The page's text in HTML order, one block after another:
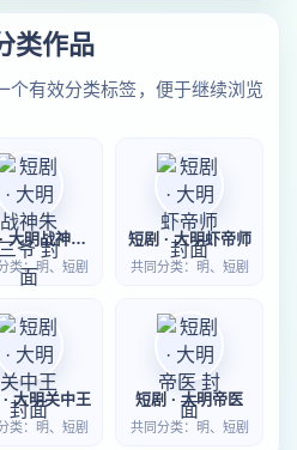
类作品
个有效分类标签，便于继续浏览
短剧 · 大明战神朱三爷
类：明、短剧
短剧 · 大明虾帝师
共同分类：明、短剧
大明关中王
类：明、短剧
短剧 · 大明帝医
共同分类：明、短剧